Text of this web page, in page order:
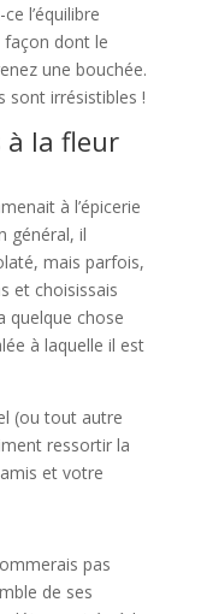
l’équilibre
dont le
une bouchée.
sont irrésistibles !
à la fleur
à l’épicerie
général, il
mais parfois,
et choisissais
quelque chose
à laquelle il est
(ou tout autre
ressortir la
et votre
pas
de ses